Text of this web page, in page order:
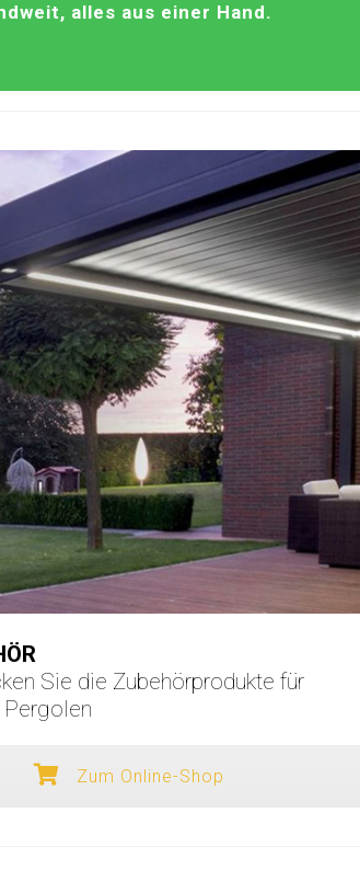
alles aus einer Hand.
Sie die Zubehörprodukte für
Pergolen
Zum Online-Shop